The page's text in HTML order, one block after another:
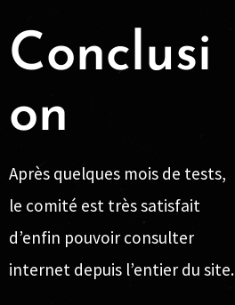
Conclusi
on
Après quelques mois de tests,
le comité est très satisfait
d’enfin pouvoir consulter
internet depuis l’entier du site.